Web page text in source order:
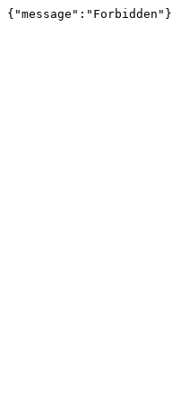
{"message":"Forbidden"}